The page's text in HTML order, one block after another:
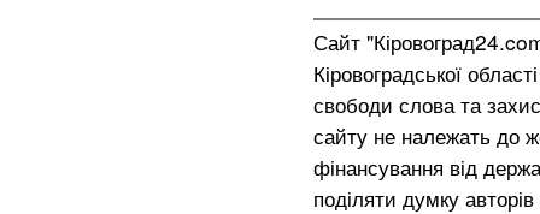
Сайт
Кіровоградської
свободи слова та
сайту не належать до
фінансування від
поділяти думку